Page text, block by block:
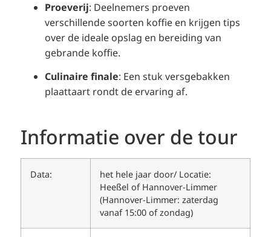
Proeverij: Deelnemers proeven
verschillende soorten koffie en krijgen tips
over de ideale opslag en bereiding van
gebrande koffie.
Culinaire finale: Een stuk versgebakken
plaattaart rondt de ervaring af.
Informatie over de tour
Data:
het hele jaar door/ Locatie:
Heeßel of Hannover-Limmer
(Hannover-Limmer: zaterdag
vanaf 15:00 of zondag)